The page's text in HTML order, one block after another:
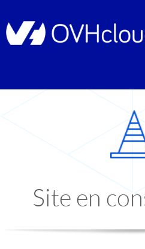
Site en